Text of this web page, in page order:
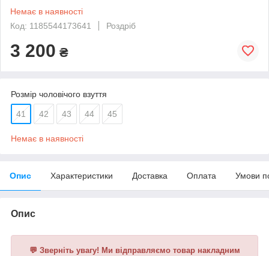
Немає в наявності
Код: 1185544173641
Роздріб
3 200 ₴
Розмір чоловічого взуття
41 42 43 44 45
Немає в наявності
Опис Характеристики Доставка Оплата Умови
Опис
💬 Зверніть увагу! Ми відправляємо товар накладним